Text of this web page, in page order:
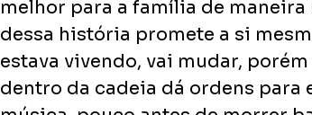
melhor para a família de
dessa história promete a si
estava vivendo, vai mudar,
dentro da cadeia dá ordens para